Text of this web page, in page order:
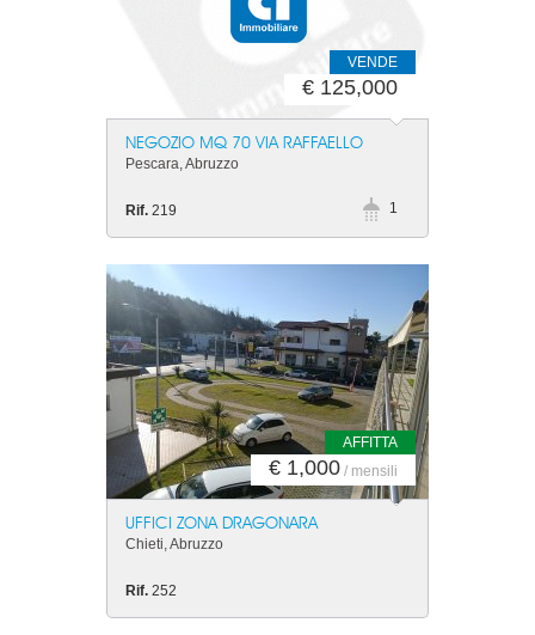
VENDE
€ 125,000
NEGOZIO MQ 70 VIA RAFFAELLO
Pescara, Abruzzo
Rif. 219 1
AFFITTA
€ 1,000 / mensili
UFFICI ZONA DRAGONARA
Chieti, Abruzzo
Rif. 252